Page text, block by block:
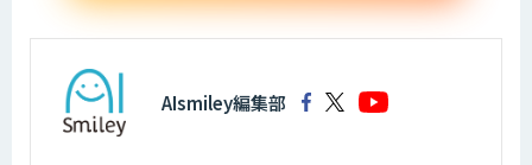
AIsmiley編集部